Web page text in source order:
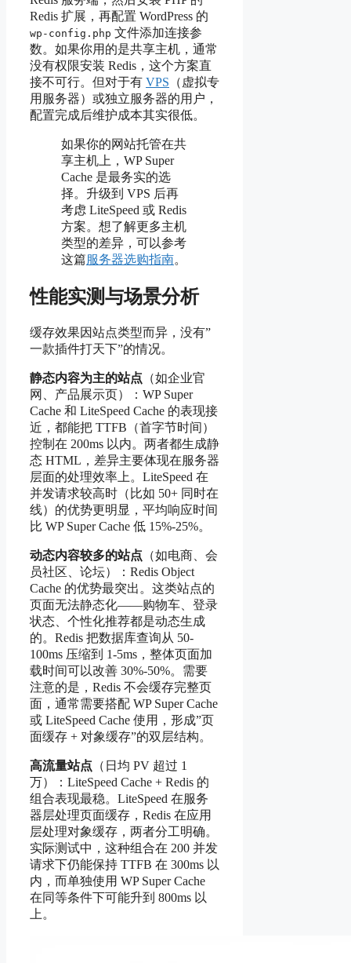
Redis 扩展，再配置 WordPress 的
wp-config.php 文件添加连接参
数。如果你用的是共享主机，通常
没有权限安装 Redis，这个方案直
接不可行。但对于有 VPS （虚拟专
用服务器）或独立服务器的用户，
配置完成后维护成本其实很低。
如果你的网站托管在共
享主机上，WP Super
Cache 是最务实的选
择。升级到 VPS 后再
考虑 LiteSpeed 或 Redis
方案。想了解更多主机
类型的差异，可以参考
这篇服务器选购指南。
性能实测与场景分析
缓存效果因站点类型而异，没有”
一款插件打天下”的情况。
静态内容为主的站点 （如企业官
网、产品展示页）：WP Super
Cache 和 LiteSpeed Cache 的表现接
近，都能把 TTFB（首字节时间）
控制在 200ms 以内。两者都生成静
态 HTML，差异主要体现在服务器
层面的处理效率上。LiteSpeed 在
并发请求较高时（比如 50+ 同时在
线）的优势更明显，平均响应时间
比 WP Super Cache 低 15%-25%。
动态内容较多的站点 （如电商、会
员社区、论坛）：Redis Object
Cache 的优势最突出。这类站点的
页面无法静态化——购物车、登录
状态、个性化推荐都是动态生成
的。Redis 把数据库查询从 50-
100ms 压缩到 1-5ms，整体页面加
载时间可以改善 30%-50%。需要
注意的是，Redis 不会缓存完整页
面，通常需要搭配 WP Super Cache
或 LiteSpeed Cache 使用，形成”页
面缓存 + 对象缓存”的双层结构。
高流量站点 （日均 PV 超过 1
万）：LiteSpeed Cache + Redis 的
组合表现最稳。LiteSpeed 在服务
器层处理页面缓存，Redis 在应用
层处理对象缓存，两者分工明确。
实际测试中，这种组合在 200 并发
请求下仍能保持 TTFB 在 300ms 以
内，而单独使用 WP Super Cache
在同等条件下可能升到 800ms 以
上。